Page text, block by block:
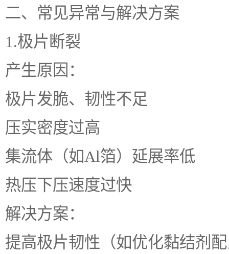
二、常见异常与解决方案
1.极片断裂
产生原因：
极片发脆、韧性不足
压实密度过高
集流体（如Al箔）延展率低
热压下压速度过快
解决方案：
提高极片韧性（如优化黏结剂